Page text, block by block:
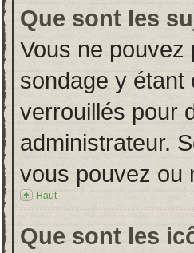
Que sont les
Vous ne pouvez
sondage y étant
verrouillés pour
administrateur.
vous pouvez ou
Haut
Que sont les